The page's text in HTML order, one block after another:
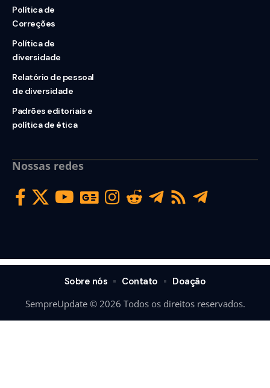
Política de
Correções
Política de
diversidade
Relatório de pessoal
de diversidade
Padrões editoriais e
política de ética
Nossas redes
SempreUpdate © 2026 Todos os direitos reservados.
Sobre nós Contato Doação